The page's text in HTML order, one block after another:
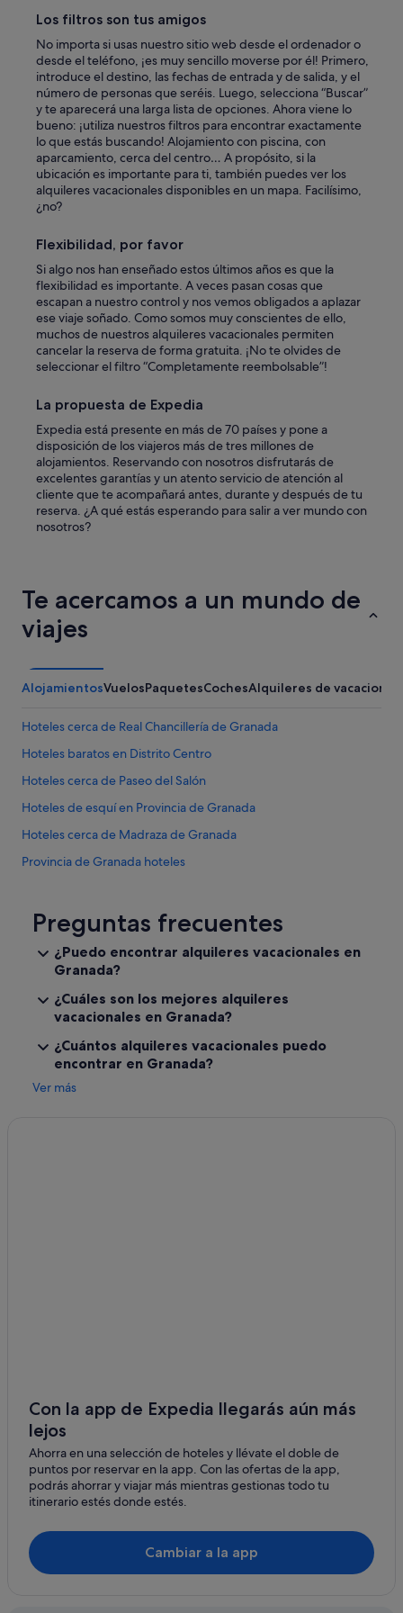
Los filtros son tus amigos
No importa si usas nuestro sitio web desde el ordenador o
desde el teléfono, ¡es muy sencillo moverse por él! Primero,
introduce el destino, las fechas de entrada y de salida, y el
número de personas que seréis. Luego, selecciona “Buscar”
y te aparecerá una larga lista de opciones. Ahora viene lo
bueno: ¡utiliza nuestros filtros para encontrar exactamente
lo que estás buscando! Alojamiento con piscina, con
aparcamiento, cerca del centro… A propósito, si la
ubicación es importante para ti, también puedes ver los
alquileres vacacionales disponibles en un mapa. Facilísimo,
¿no?
Flexibilidad, por favor
Si algo nos han enseñado estos últimos años es que la
flexibilidad es importante. A veces pasan cosas que
escapan a nuestro control y nos vemos obligados a aplazar
ese viaje soñado. Como somos muy conscientes de ello,
muchos de nuestros alquileres vacacionales permiten
cancelar la reserva de forma gratuita. ¡No te olvides de
seleccionar el filtro “Completamente reembolsable”!
La propuesta de Expedia
Expedia está presente en más de 70 países y pone a
disposición de los viajeros más de tres millones de
alojamientos. Reservando con nosotros disfrutarás de
excelentes garantías y un atento servicio de atención al
cliente que te acompañará antes, durante y después de tu
reserva. ¿A qué estás esperando para salir a ver mundo con
nosotros?
Te acercamos a un mundo de
viajes
AlojamientosVuelosPaquetesCochesAlquileres de vacaciones
Hoteles cerca de Real Chancillería de Granada
Hoteles baratos en Distrito Centro
Hoteles cerca de Paseo del Salón
Hoteles de esquí en Provincia de Granada
Hoteles cerca de Madraza de Granada
Provincia de Granada hoteles
Hoteles con conserje en Granada
Hoteles de 4 estrellas en Granada
B&B en Provincia de Granada
Hoteles para ir de compras en Granada
Hoteles históricos en Granada
Hoteles baratos en Centro de la ciudad de Granada
Campings de caravanas en Granada
Hoteles cerca de Basílica de las Angustias
Hoteles con bar en Provincia de Granada
Casas de huéspedes en Granada
Campings de caravanas en Provincia de Granada
Hoteles boutique en Granada
Preguntas frecuentes
¿Puedo encontrar alquileres vacacionales en
Granada?
¿Cuáles son los mejores alquileres
vacacionales en Granada?
¿Cuántos alquileres vacacionales puedo
encontrar en Granada?
Ver más
Con la app de Expedia llegarás aún más
lejos
Ahorra en una selección de hoteles y llévate el doble de
puntos por reservar en la app. Con las ofertas de la app,
podrás ahorrar y viajar más mientras gestionas todo tu
itinerario estés donde estés.
Cambiar a la app